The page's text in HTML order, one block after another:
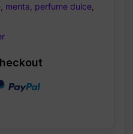
menta perfume dulce